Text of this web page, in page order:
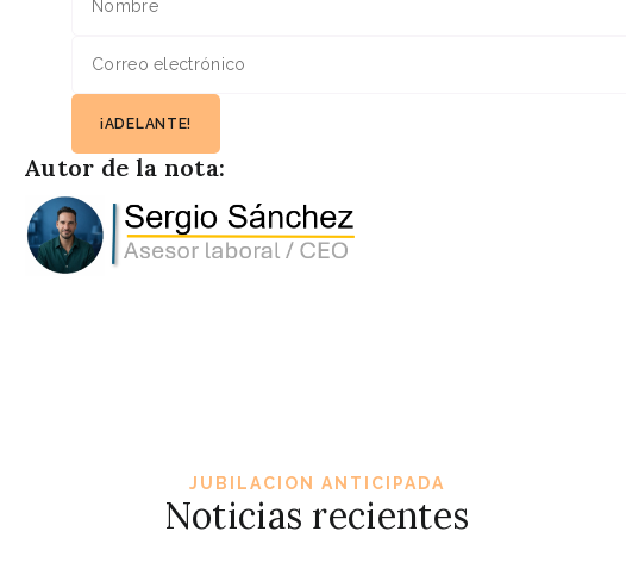
Autor de la nota:
JUBILACION ANTICIPADA
Noticias recientes